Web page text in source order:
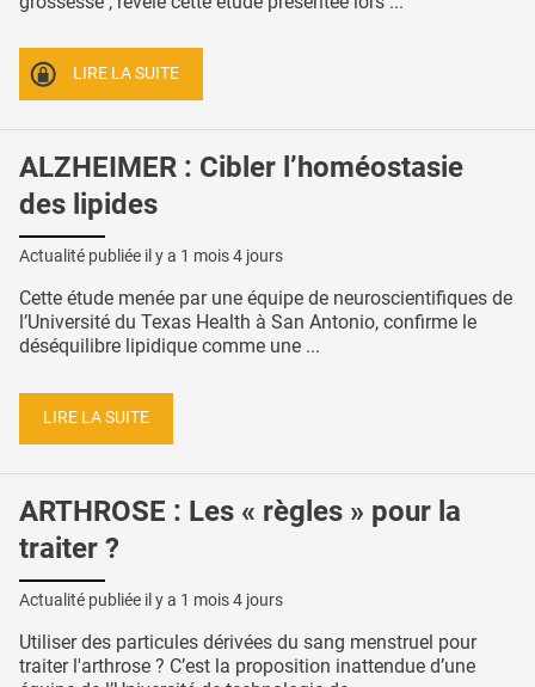
LIRE LA SUITE
ALZHEIMER : Cibler l’homéostasie
des lipides
Actualité publiée il y a 1 mois 4 jours
Cette étude menée par une équipe de neuroscientifiques de
l’Université du Texas Health à San Antonio, confirme le
déséquilibre lipidique comme une ...
LIRE LA SUITE
ARTHROSE : Les « règles » pour la
traiter ?
Actualité publiée il y a 1 mois 4 jours
Utiliser des particules dérivées du sang menstruel pour
traiter l'arthrose ? C’est la proposition inattendue d’une